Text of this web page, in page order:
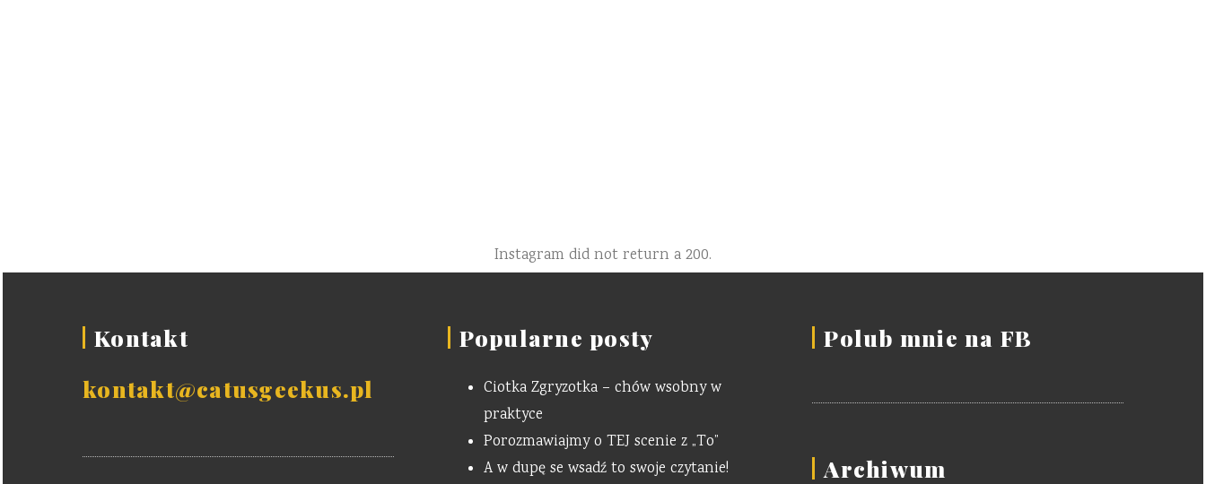
Instagram did not return a 200.
Kontakt
kontakt@catusgeekus.pl
Popularne posty
Ciotka Zgryzotka – chów wsobny w
praktyce
Porozmawiajmy o TEJ scenie z „To”
A w dupę se wsadź to swoje czytanie!
Polub mnie na FB
Archiwum